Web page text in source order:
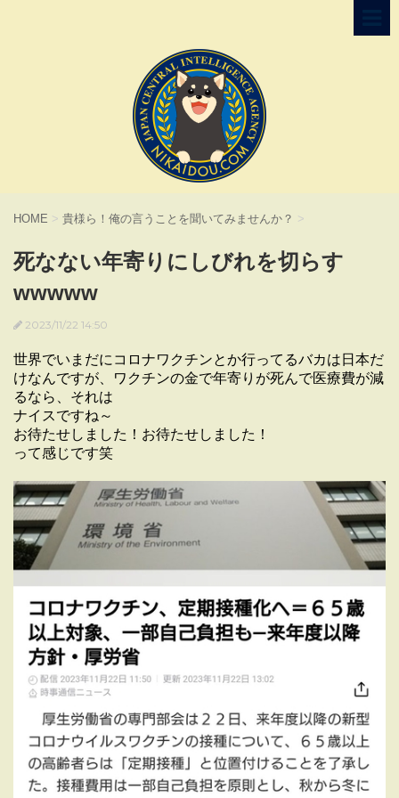
HOME > 貴様ら！俺の言うことを聞いてみませんか？ >
死なない年寄りにしびれを切らす
wwwww
2023/11/22 14:50
世界でいまだにコロナワクチンとか行ってるバカは日本だ
けなんですが、ワクチンの金で年寄りが死んで医療費が減
るなら、それは
ナイスですね～
お待たせしました！お待たせしました！
って感じです笑